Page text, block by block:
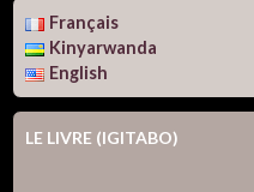
Français
Kinyarwanda
English
LE LIVRE (IGITABO)